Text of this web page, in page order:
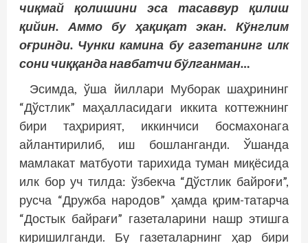
чиқмай қолишини эса тасаввур қилиш
қийин. Аммо бу ҳақиқат экан. Кўнглим
оғринди. Чунки камина бу газетанинг илк
сони чиққанда нав­батчи бўлганман…
Эсимда, ўша йиллари Муборак шаҳрининг
“Дўстлик” маҳалласидаги иккита коттежнинг
бири таҳририят, иккинчиси босмахонага
айлантирилиб, иш бошланганди. Ўшанда
мамлакат матбуоти тарихида туман миқёсида
илк бор уч тилда: ўзбекча “Дўстлик байроғи”,
русча “Дружба народов” ҳамда қрим-татарча
“Достык байрағи” газеталарини нашр этишга
киришилганди. Бу газеталарнинг ҳар бири